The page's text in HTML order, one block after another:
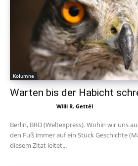
Kolumne
Warten bis der Habicht
Willi R. Gettél
Berlin, BRD (Weltexpress). Wohin wir uns
den Fuß immer auf ein Stück Geschichte
diesem Zitat leitet...